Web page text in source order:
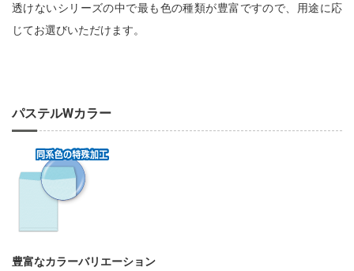
透けないシリーズの中で最も色の種類が豊富ですので、用途に応
じてお選びいただけます。
パステルWカラー
豊富なカラーバリエーション